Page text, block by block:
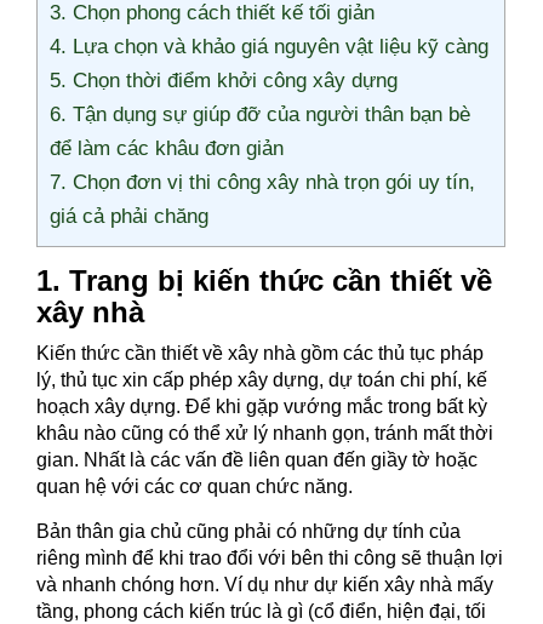
3. Chọn phong cách thiết kế tối giản
4. Lựa chọn và khảo giá nguyên vật liệu kỹ càng
5. Chọn thời điểm khởi công xây dựng
6. Tận dụng sự giúp đỡ của người thân bạn bè
để làm các khâu đơn giản
7. Chọn đơn vị thi công xây nhà trọn gói uy tín,
giá cả phải chăng
1. Trang bị kiến thức cần thiết về
xây nhà
Kiến thức cần thiết về xây nhà gồm các thủ tục pháp
lý, thủ tục xin cấp phép xây dựng, dự toán chi phí, kế
hoạch xây dựng. Để khi gặp vướng mắc trong bất kỳ
khâu nào cũng có thể xử lý nhanh gọn, tránh mất thời
gian. Nhất là các vấn đề liên quan đến giầy tờ hoặc
quan hệ với các cơ quan chức năng.
Bản thân gia chủ cũng phải có những dự tính của
riêng mình để khi trao đổi với bên thi công sẽ thuận lợi
và nhanh chóng hơn. Ví dụ như dự kiến xây nhà mấy
tầng, phong cách kiến trúc là gì (cổ điển, hiện đại, tối